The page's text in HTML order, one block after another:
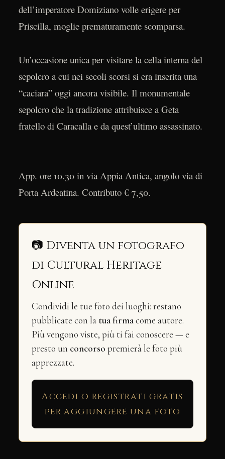
dell’imperatore Domiziano volle erigere per
Priscilla, moglie prematuramente scomparsa.
Un’occasione unica per visitare la cella interna del
sepolcro a cui nei secoli scorsi si era inserita una
“caciara” oggi ancora visibile. Il monumentale
sepolcro che la tradizione attribuisce a Geta
fratello di Caracalla e da quest’ultimo assassinato.
App. ore 10.30 in via Appia Antica, angolo via di
Porta Ardeatina. Contributo € 7,50.
📷 Diventa un fotografo
di Cultural Heritage
Online
Condividi le tue foto dei luoghi: restano
pubblicate con la tua firmacome autore.
Più vengono viste, più ti fai conoscere — e
presto un concorso premierà le foto più
apprezzate.
Accedi o registrati gratis
per aggiungere una foto